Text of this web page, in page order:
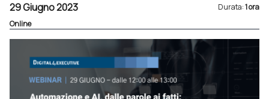
29 Giugno 2023 Durata:1 ora
Online